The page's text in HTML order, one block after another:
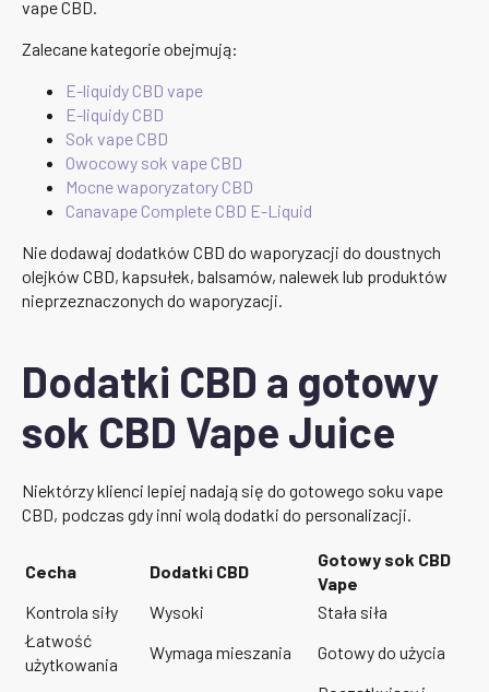
vape CBD.
Zalecane kategorie obejmują:
E-liquidy CBD vape
E-liquidy CBD
Sok vape CBD
Owocowy sok vape CBD
Mocne waporyzatory CBD
Canavape Complete CBD E-Liquid
Nie dodawaj dodatków CBD do waporyzacji do doustnych
olejków CBD, kapsułek, balsamów, nalewek lub produktów
nieprzeznaczonych do waporyzacji.
Dodatki CBD a gotowy
sok CBD Vape Juice
Niektórzy klienci lepiej nadają się do gotowego soku vape
CBD, podczas gdy inni wolą dodatki do personalizacji.
Cecha Dodatki CBD
Gotowy sok CBD
Vape
Kontrola siły
Wysoki
Stała siła
Łatwość
użytkowania
Wymaga mieszania Gotowy do użycia